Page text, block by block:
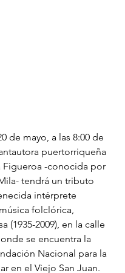
de mayo, a las 8:00 de
puertorriqueña
Figueroa -conocida por
tendrá un tributo
intérprete
folclórica,
(1935-2009), en la calle
se encuentra la
Nacional para la
en el Viejo San Juan.